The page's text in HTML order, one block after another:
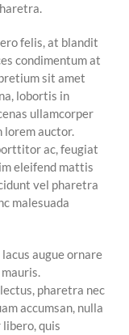
felis, at blandit
condimentum at
sit amet
lobortis in
ullamcorper
lorem auctor.
ac, feugiat
eleifend mattis
vel pharetra
malesuada
augue ornare
pharetra nec
accumsan, nulla
quis